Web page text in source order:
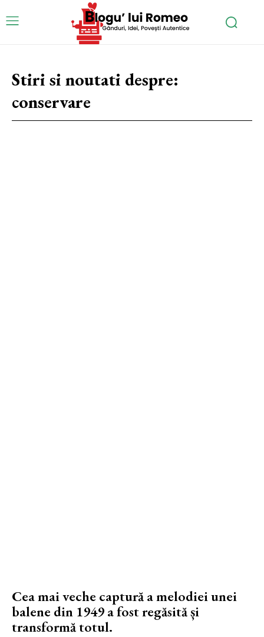
Stiri si noutati despre:
conservare
Cea mai veche captură a melodiei unei
balene din 1949 a fost regăsită și
transformă totul.